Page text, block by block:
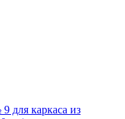
каркаса из